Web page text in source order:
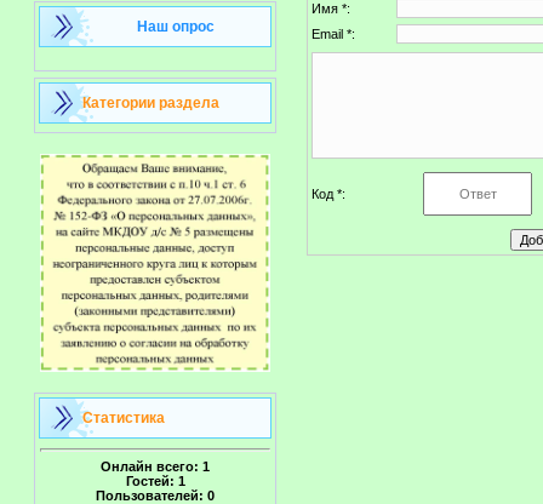
Наш опрос
Категории раздела
Статистика
Онлайн всего: 1
Гостей: 1
Пользователей: 0
Имя *:
Email *:
Код *: